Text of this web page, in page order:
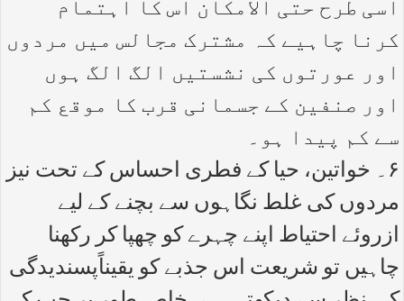
اسی طرح حتی الامکان اس کا اہتمام
کرنا چاہیے کہ مشترک مجالس میں مردوں
اور عورتوں کی نشستیں الگ الگ ہوں
اور صنفین کے جسمانی قرب کا موقع کم
سے کم پیدا ہو۔
۶۔ خواتین، حیا کے فطری احساس کے تحت نیز
مردوں کی غلط نگاہوں سے بچنے کے لیے
ازروئے احتیاط اپنے چہرے کو چھپا کر رکھنا
چاہیں تو شریعت اس جذبے کو یقیناًپسندیدگی